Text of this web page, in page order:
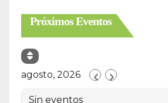
Próximos Eventos
agosto, 2026
Sin eventos